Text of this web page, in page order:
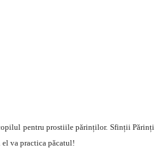
copilul pentru prostiile părinților. Sfinții Părinți
va practica păcatul!